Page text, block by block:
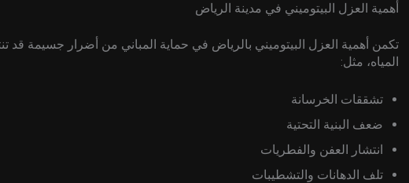
أهمية العزل البيتوميني في مدينة الرياض
تكمن أهمية العزل البيتوميني بالرياض في حماية المباني من أضرار جسيمة قد
المياه، مثل:
تشققات الخرسانة
ضعف البنية التحتية
انتشار العفن والفطريات
تلف الدهانات والتشطيبات